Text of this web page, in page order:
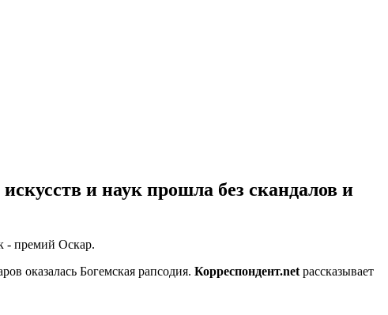
и наук прошла без скандалов и
- премий Оскар.
оказалась Богемская рапсодия. Корреспондент.net рассказывает